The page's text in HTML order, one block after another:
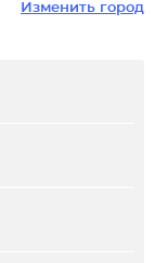
Изменить город